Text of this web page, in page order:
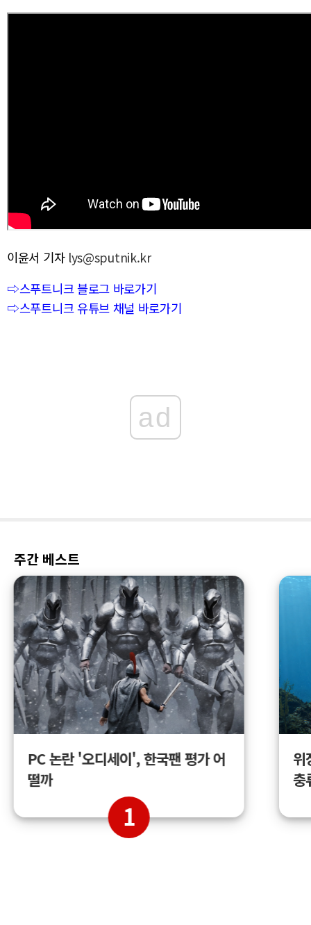
이윤서 기자 lys@sputnik.kr
⇨스푸트니크 블로그 바로가기
⇨스푸트니크 유튜브 채널 바로가기
ad
주간 베스트
PC 논란 '오디세이', 한국팬 평가 어
떨까
1
위
충